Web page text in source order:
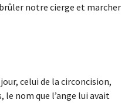
notre cierge et marcher
celui de la circoncision,
le nom que l’ange lui avait